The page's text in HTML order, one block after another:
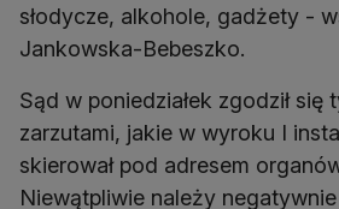
słodycze, alkohole, gadżety -
Jankowska-Bebeszko.
Sąd w poniedziałek zgodził
zarzutami, jakie w wyroku I
skierował pod adresem
Niewątpliwie należy